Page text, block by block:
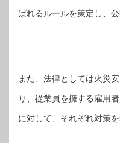
ばれるルールを策定し、公
また、法律としては火災
り、従業員を擁する雇用
に対して、それぞれ対策